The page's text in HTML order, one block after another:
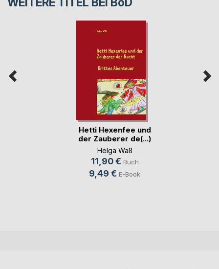
Hetti Hexenfee und
der Zauberer de(...)
Helga Wäß
11,90 € Buch
9,49 € E-Book